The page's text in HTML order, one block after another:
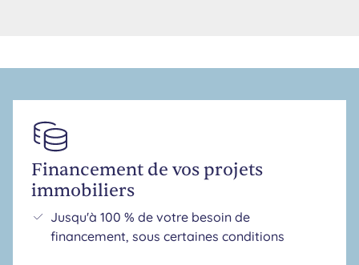
Financement de vos projets
immobiliers
Jusqu'à 100 % de votre besoin de
financement, sous certaines conditions